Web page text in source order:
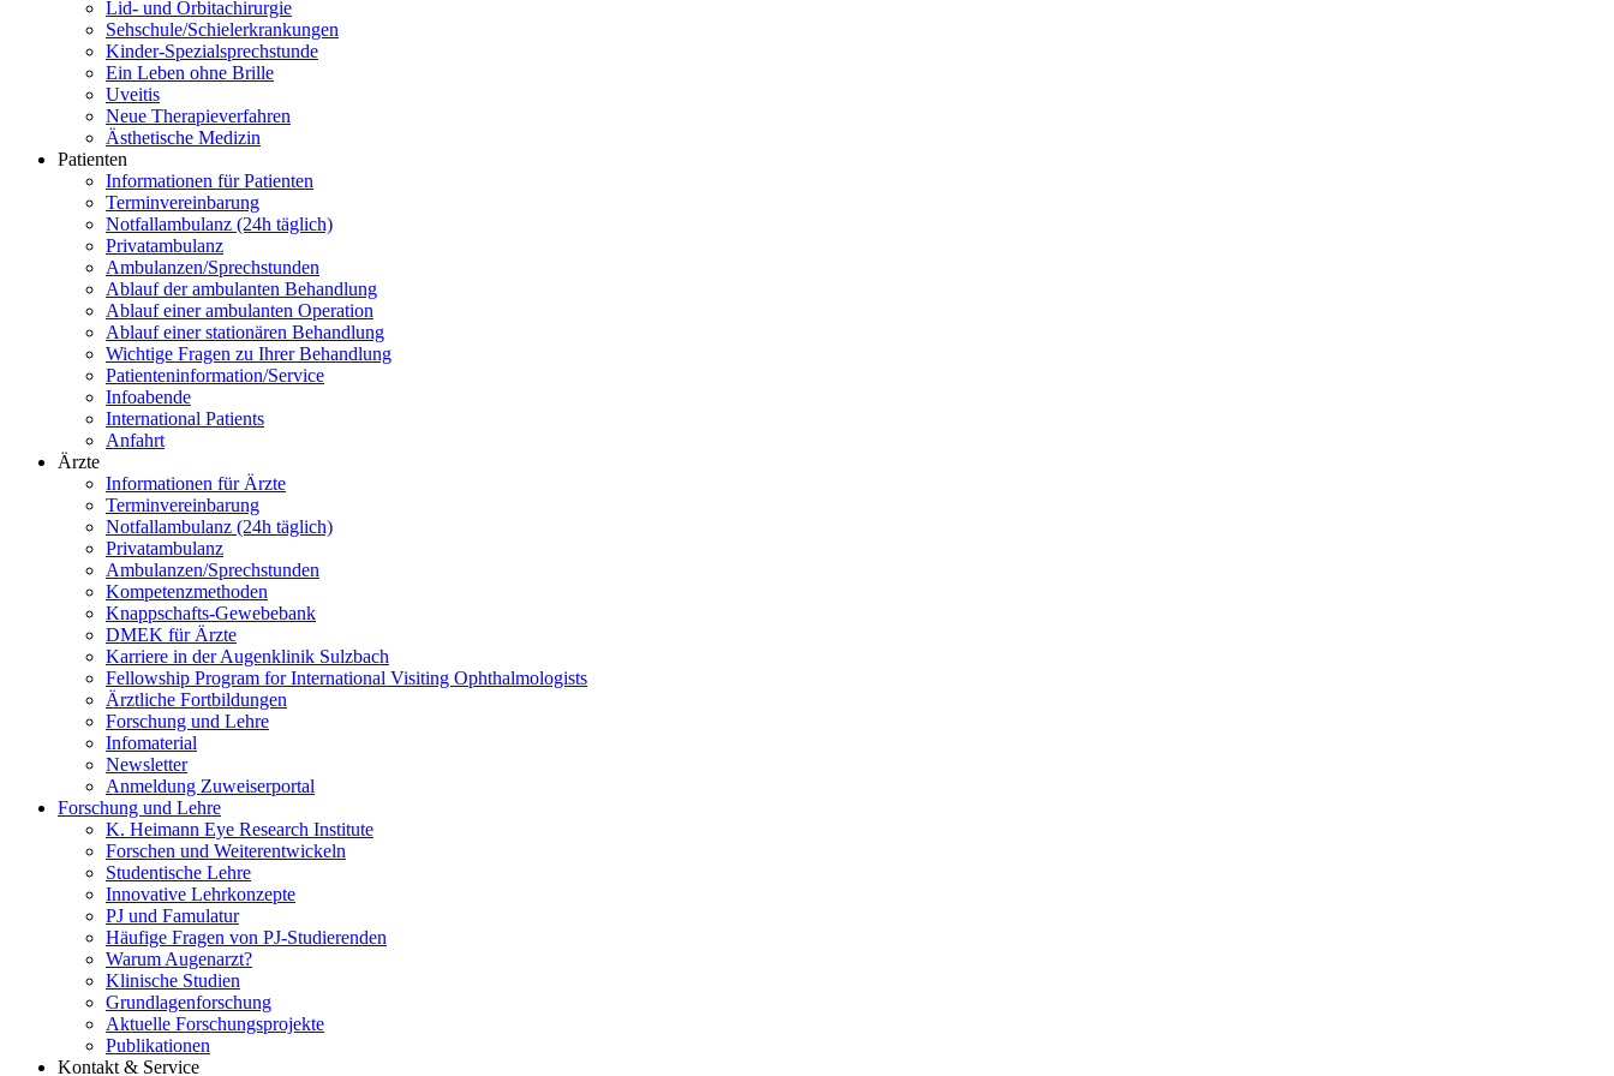
Lid- und Orbitachirurgie
Sehschule/Schielerkrankungen
Kinder-Spezialsprechstunde
Ein Leben ohne Brille
Uveitis
Neue Therapieverfahren
Ästhetische Medizin
Patienten
Informationen für Patienten
Terminvereinbarung
Notfallambulanz (24h täglich)
Privatambulanz
Ambulanzen/Sprechstunden
Ablauf der ambulanten Behandlung
Ablauf einer ambulanten Operation
Ablauf einer stationären Behandlung
Wichtige Fragen zu Ihrer Behandlung
Patienteninformation/Service
Infoabende
International Patients
Anfahrt
Ärzte
Informationen für Ärzte
Terminvereinbarung
Notfallambulanz (24h täglich)
Privatambulanz
Ambulanzen/Sprechstunden
Kompetenzmethoden
Knappschafts-Gewebebank
DMEK für Ärzte
Karriere in der Augenklinik Sulzbach
Fellowship Program for International Visiting Ophthalmologists
Ärztliche Fortbildungen
Forschung und Lehre
Infomaterial
Newsletter
Anmeldung Zuweiserportal
Forschung und Lehre
K. Heimann Eye Research Institute
Forschen und Weiterentwickeln
Studentische Lehre
Innovative Lehrkonzepte
PJ und Famulatur
Häufige Fragen von PJ-Studierenden
Warum Augenarzt?
Klinische Studien
Grundlagenforschung
Aktuelle Forschungsprojekte
Publikationen
Kontakt & Service